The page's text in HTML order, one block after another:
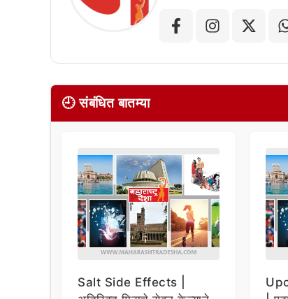
🕘 संबंधित बातम्या
Salt Side Effects |